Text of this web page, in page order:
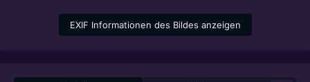
EXIF Informationen des Bildes anzeigen